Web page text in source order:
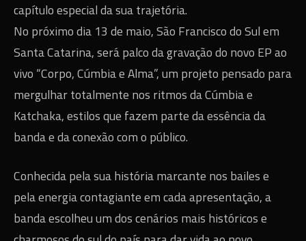
capítulo especial da sua trajetória.
No próximo dia 13 de maio, São Francisco do Sul em
Santa Catarina, será palco da gravação do novo EP ao
vivo “Corpo, Cúmbia e Alma”, um projeto pensado para
mergulhar totalmente nos ritmos da Cúmbia e
Katchaka, estilos que fazem parte da essência da
banda e da conexão com o público.
Conhecida pela sua história marcante nos bailes e
pela energia contagiante em cada apresentação, a
banda escolheu um dos cenários mais históricos e